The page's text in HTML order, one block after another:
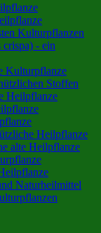
Kulturpflanzen
crispa) - ein
Kulturpflanze
Stoffen
Heilpflanze
Heilpflanze
alte Heilpflanze
Naturheilmittel